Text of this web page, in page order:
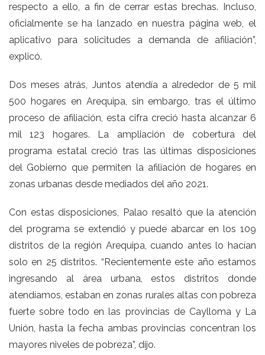
respecto a ello, a fin de cerrar estas brechas. Incluso,
oficialmente se ha lanzado en nuestra página web, el
aplicativo para solicitudes a demanda de afiliación”,
explicó.
Dos meses atrás, Juntos atendía a alrededor de 5 mil
500 hogares en Arequipa, sin embargo, tras el último
proceso de afiliación, esta cifra creció hasta alcanzar 6
mil 123 hogares. La ampliación de cobertura del
programa estatal creció tras las últimas disposiciones
del Gobierno que permiten la afiliación de hogares en
zonas urbanas desde mediados del año 2021.
Con estas disposiciones, Palao resaltó que la atención
del programa se extendió y puede abarcar en los 109
distritos de la región Arequipa, cuando antes lo hacían
solo en 25 distritos. “Recientemente este año estamos
ingresando al área urbana, estos distritos donde
atendíamos, estaban en zonas rurales altas con pobreza
fuerte sobre todo en las provincias de Caylloma y La
Unión, hasta la fecha ambas provincias concentran los
mayores niveles de pobreza”, dijo.